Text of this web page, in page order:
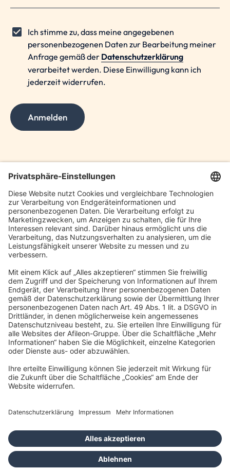
Ich stimme zu, dass meine angegebenen
personenbezogenen Daten zur Bearbeitung meiner
Anfrage gemäß der Datenschutzerklärung
verarbeitet werden. Diese Einwilligung kann ich
jederzeit widerrufen.
Anmelden
Bartsch und Kollegen Steuerberatung GmbH /
Conradt, Bartsch & Kollegen GmbH
Heidenkampsweg 74-76
20097 Hamburg
info@bartsch-kollegen.de
Impressum
Datenschutz
Barrierefreiheit
Cookies